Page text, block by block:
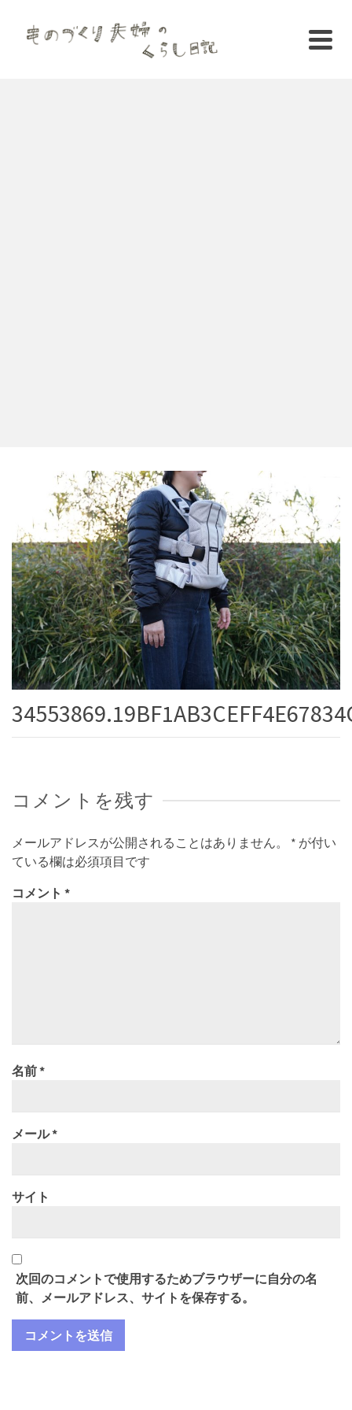
コメントを残す
メールアドレスが公開されることはありません。 * が付い
ている欄は必須項目です
コメント *
名前*
メール*
サイト
次回のコメントで使用するためブラウザーに自分の名
前、メールアドレス、サイトを保存する。